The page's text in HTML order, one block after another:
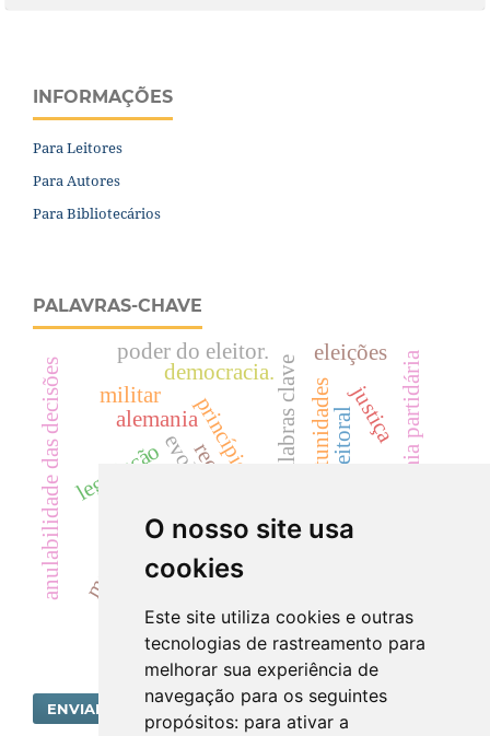
O nosso site usa
cookies
Este site utiliza cookies e outras
tecnologias de rastreamento para
melhorar sua experiência de
navegação para os seguintes
propósitos: para ativar a
INFORMAÇÕES
Para Leitores
Para Autores
Para Bibliotecários
PALAVRAS-CHAVE
palabras clave
princípio da igualdade
alemania
evolución histórica igualdad oportunidades
democracia.
direito eleitoral
mandato eletivo
justiça
equidade
costa rica
legislação
poder do eleitor.
recursos sociais autonomia partidária
anulabilidade das decisões
eleições
voto
militar
ENVIAR SUBMISSÃO